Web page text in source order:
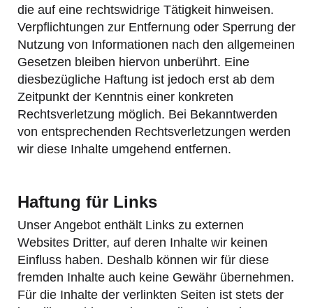
die auf eine rechtswidrige Tätigkeit hinweisen.
Verpflichtungen zur Entfernung oder Sperrung der
Nutzung von Informationen nach den allgemeinen
Gesetzen bleiben hiervon unberührt. Eine
diesbezügliche Haftung ist jedoch erst ab dem
Zeitpunkt der Kenntnis einer konkreten
Rechtsverletzung möglich. Bei Bekanntwerden
von entsprechenden Rechtsverletzungen werden
wir diese Inhalte umgehend entfernen.
Haftung für Links
Unser Angebot enthält Links zu externen
Websites Dritter, auf deren Inhalte wir keinen
Einfluss haben. Deshalb können wir für diese
fremden Inhalte auch keine Gewähr übernehmen.
Für die Inhalte der verlinkten Seiten ist stets der